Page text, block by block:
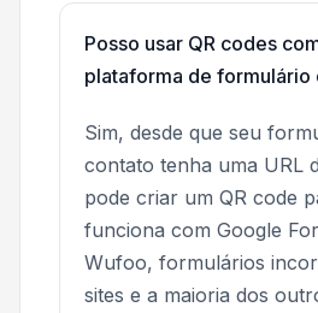
Posso usar QR codes
plataforma de formulário
Sim, desde que seu
contato tenha uma URL
pode criar um QR code
funciona com Google
Wufoo, formulários
sites e a maioria dos